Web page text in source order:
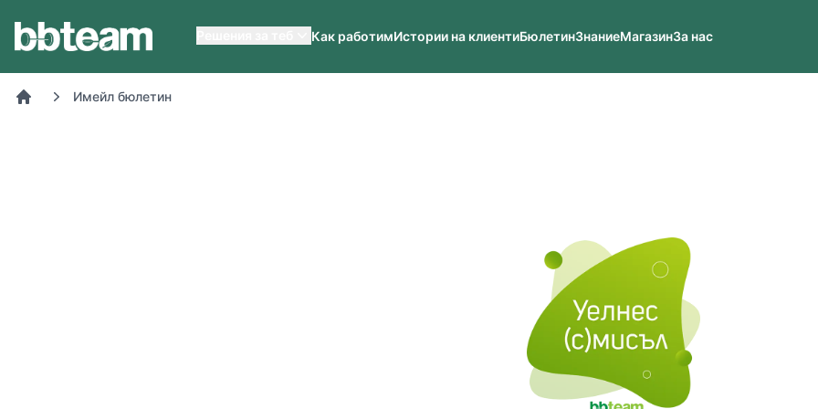
Как работимИстории на клиентиБюлетинЗнаниеМагазинЗа нас
Имейл бюлетин